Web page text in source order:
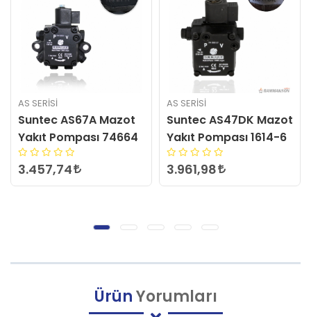
AS SERİSİ
Suntec AS67A Mazot
Yakıt Pompası 74664
3.457,74
AS SERİSİ
Suntec AS47DK Mazot
Yakıt Pompası 1614-6
3.961,98
ÜrünYorumları